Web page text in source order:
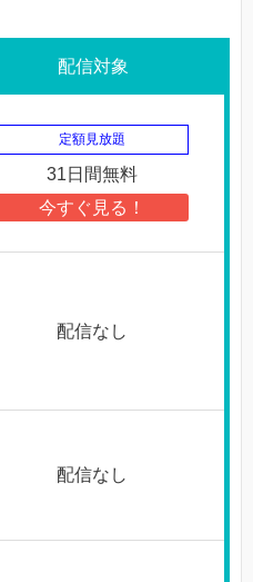
配信対象
定額見放題
31日間無料
今すぐ見る！
配信なし
配信なし